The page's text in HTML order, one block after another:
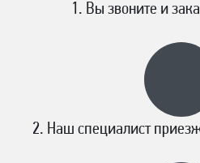
Вы звоните и
Наш специалист